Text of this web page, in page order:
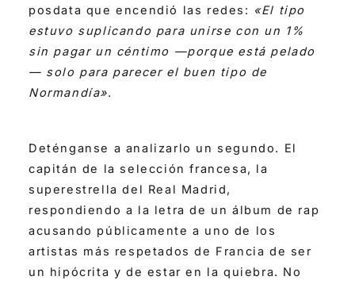
posdata que encendió las redes: «El tipo
estuvo suplicando para unirse con un 1%
sin pagar un céntimo —porque está pelado
— solo para parecer el buen tipo de
Normandía».
Deténganse a analizarlo un segundo. El
capitán de la selección francesa, la
superestrella del Real Madrid,
respondiendo a la letra de un álbum de rap
acusando públicamente a uno de los
artistas más respetados de Francia de ser
un hipócrita y de estar en la quiebra. No